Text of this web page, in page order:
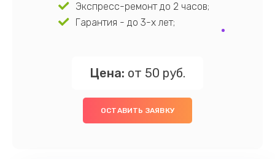
Экспресс-ремонт до 2 часов;
Гарантия - до 3-х лет;
Цена: от 50 руб.
ОСТАВИТЬ ЗАЯВКУ